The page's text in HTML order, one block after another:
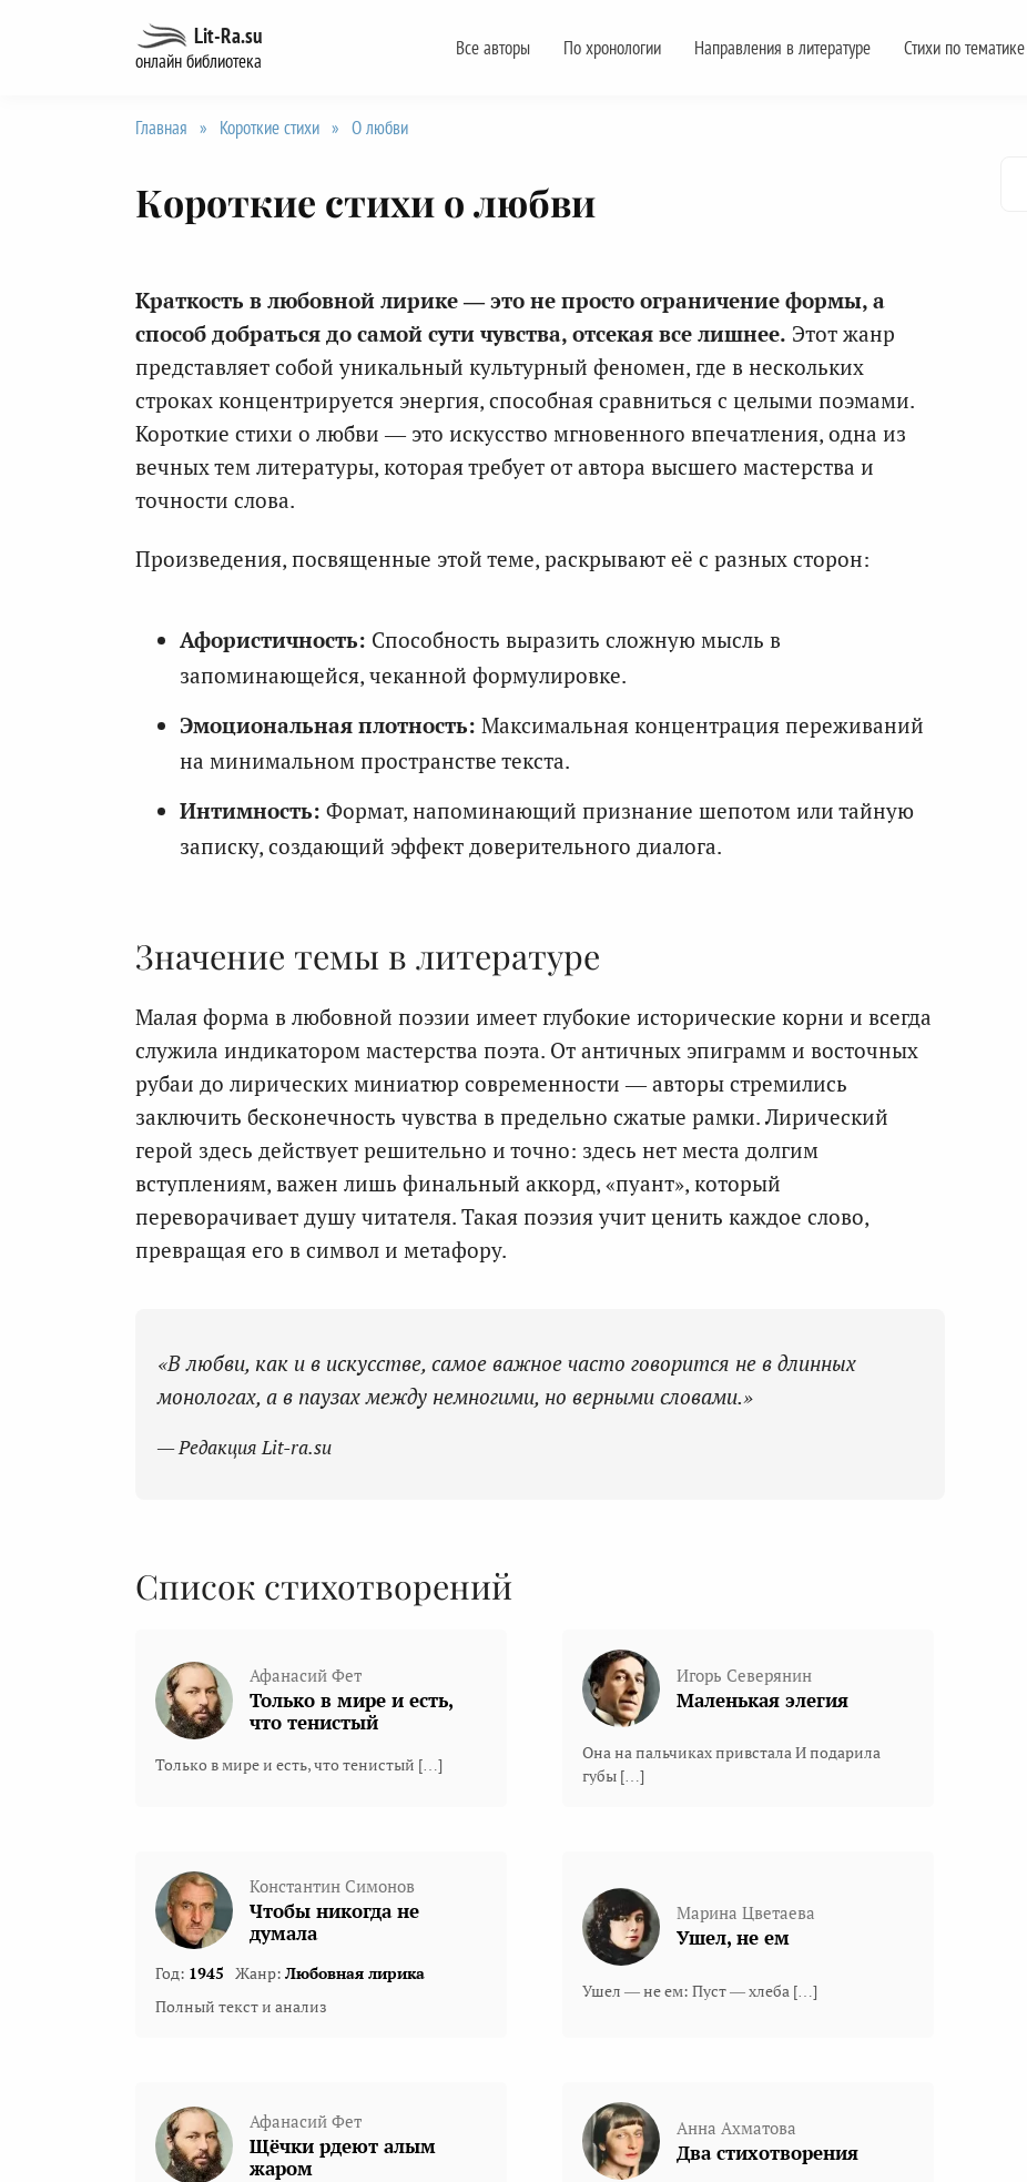
Lit-Ra.su
онлайн библиотека
Все авторы По хронологии Направления в литературе Стихи по тематике
Главная » Короткие стихи » О любви
Короткие стихи о любви
Краткость в любовной лирике — это не просто ограничение формы, а
способ добраться до самой сути чувства, отсекая все лишнее. Этот жанр
представляет собой уникальный культурный феномен, где в нескольких
строках концентрируется энергия, способная сравниться с целыми поэмами.
Короткие стихи о любви — это искусство мгновенного впечатления, одна из
вечных тем литературы, которая требует от автора высшего мастерства и
точности слова.
Произведения, посвященные этой теме, раскрывают её с разных сторон:
Афористичность: Способность выразить сложную мысль в
запоминающейся, чеканной формулировке.
Эмоциональная плотность: Максимальная концентрация переживаний
на минимальном пространстве текста.
Интимность: Формат, напоминающий признание шепотом или тайную
записку, создающий эффект доверительного диалога.
Значение темы в литературе
Малая форма в любовной поэзии имеет глубокие исторические корни и всегда
служила индикатором мастерства поэта. От античных эпиграмм и восточных
рубаи до лирических миниатюр современности — авторы стремились
заключить бесконечность чувства в предельно сжатые рамки. Лирический
герой здесь действует решительно и точно: здесь нет места долгим
вступлениям, важен лишь финальный аккорд, «пуант», который
переворачивает душу читателя. Такая поэзия учит ценить каждое слово,
превращая его в символ и метафору.
«В любви, как и в искусстве, самое важное часто говорится не в длинных
монологах, а в паузах между немногими, но верными словами.»
— Редакция Lit-ra.su
Список стихотворений
Афанасий Фет
Только в мире и есть,
что тенистый
Только в мире и есть, что тенистый […]
Игорь Северянин
Маленькая элегия
Она на пальчиках привстала И подарила
губы […]
Константин Симонов
Чтобы никогда не
думала
Год: 1945 Жанр: Любовная лирика
Полный текст и анализ
Марина Цветаева
Ушел, не ем
Ушел — не ем: Пуст — хлеба […]
Афанасий Фет
Щёчки рдеют алым
жаром
Анна Ахматова
Два стихотворения